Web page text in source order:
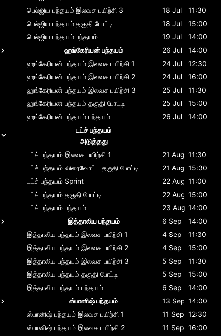
பெல்ஜிய பந்தயம் இலவச பயிற்சி 3 18 Jul
11:30
பெல்ஜிய பந்தயம் தகுதி போட்டி 18 Jul
15:00
பெல்ஜிய பந்தயம் பந்தயம் 19 Jul
14:00
ஹங்கேரியன் பந்தயம்
26 Jul
14:00
ஹங்கேரியன் பந்தயம் இலவச பயிற்சி 1 24 Jul
12:30
ஹங்கேரியன் பந்தயம் இலவச பயிற்சி 2 24 Jul
16:00
ஹங்கேரியன் பந்தயம் இலவச பயிற்சி 3 25 Jul
11:30
ஹங்கேரியன் பந்தயம் தகுதி போட்டி 25 Jul
15:00
ஹங்கேரியன் பந்தயம் பந்தயம் 26 Jul
14:00
டட்ச் பந்தயம்
அடுத்தது
டட்ச் பந்தயம் இலவச பயிற்சி 1 21 Aug 11:30
டட்ச் பந்தயம் விரைவோட்ட தகுதி போட்டி 21 Aug 15:30
டட்ச் பந்தயம் Sprint 22 Aug 11:00
டட்ச் பந்தயம் தகுதி போட்டி 22 Aug 15:00
டட்ச் பந்தயம் பந்தயம் 23 Aug 14:00
இத்தாலிய பந்தயம்
6 Sep
14:00
இத்தாலிய பந்தயம் இலவச பயிற்சி 1 4 Sep
11:30
இத்தாலிய பந்தயம் இலவச பயிற்சி 2 4 Sep
15:00
இத்தாலிய பந்தயம் இலவச பயிற்சி 3 5 Sep
11:30
இத்தாலிய பந்தயம் தகுதி போட்டி 5 Sep
15:00
இத்தாலிய பந்தயம் பந்தயம் 6 Sep
14:00
ஸ்பானிஷ் பந்தயம்
13 Sep 14:00
ஸ்பானிஷ் பந்தயம் இலவச பயிற்சி 1 11 Sep 12:30
ஸ்பானிஷ் பந்தயம் இலவச பயிற்சி 2 11 Sep 16:00